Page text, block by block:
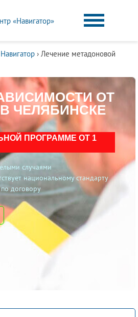
› Лечение метадоновой
ОТ
ЧЕЛЯБИНСКЕ
ПРОГРАММЕ ОТ 1
случаями
национальному стандарту
договору